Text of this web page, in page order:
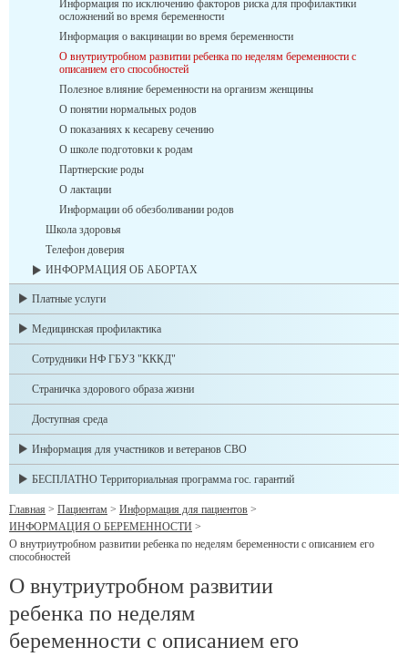
Информация по исключению факторов риска для профилактики
осложнений во время беременности
Информация о вакцинации во время беременности
О внутриутробном развитии ребенка по неделям беременности с
описанием его способностей
Полезное влияние беременности на организм женщины
О понятии нормальных родов
О показаниях к кесареву сечению
О школе подготовки к родам
Партнерские роды
О лактации
Информации об обезболивании родов
Школа здоровья
Телефон доверия
ИНФОРМАЦИЯ ОБ АБОРТАХ
Платные услуги
Медицинская профилактика
Сотрудники НФ ГБУЗ "КККД"
Страничка здорового образа жизни
Доступная среда
Информация для участников и ветеранов СВО
БЕСПЛАТНО Территориальная программа гос. гарантий
Главная > Пациентам > Информация для пациентов >
ИНФОРМАЦИЯ О БЕРЕМЕННОСТИ >
О внутриутробном развитии ребенка по неделям беременности с описанием его
способностей
О внутриутробном развитии
ребенка по неделям
беременности с описанием его